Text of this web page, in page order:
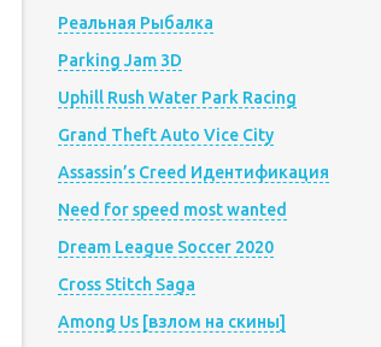
Реальная Рыбалка
Parking Jam 3D
Uphill Rush Water Park Racing
Grand Theft Auto Vice City
Assassin’s Creed Идентификация
Need for speed most wanted
Dream League Soccer 2020
Cross Stitch Saga
Among Us [взлом на скины]